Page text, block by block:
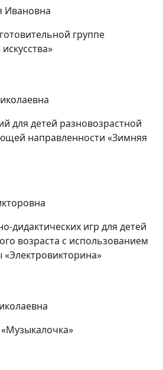
Ивановна
группе
для детей разновозрастной
направленности «Зимняя
дидактических игр для детей
возраста с использованием